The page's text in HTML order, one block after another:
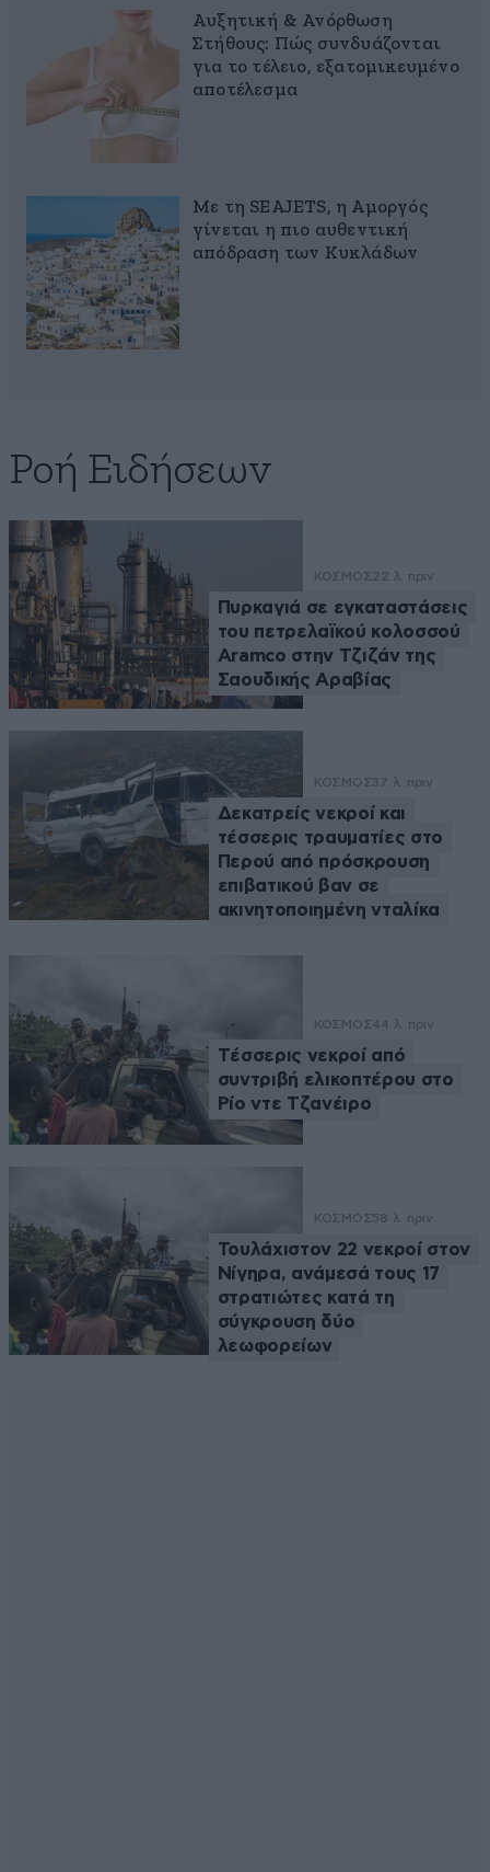
Αυξητική & Ανόρθωση
Στήθους: Πώς συνδυάζονται
για το τέλειο, εξατομικευμένο
αποτέλεσμα
Με τη SEAJETS, η Αμοργός
γίνεται η πιο αυθεντική
απόδραση των Κυκλάδων
Ροή Ειδήσεων
ΚΟΣΜΟΣ22 λ. πριν
Πυρκαγιά σε εγκαταστάσεις
του πετρελαϊκού κολοσσού
Aramco στην Τζιζάν της
Σαουδικής Αραβίας
ΚΟΣΜΟΣ37 λ. πριν
Δεκατρείς νεκροί και
τέσσερις τραυματίες στο
Περού από πρόσκρουση
επιβατικού βαν σε
ακινητοποιημένη νταλίκα
ΚΟΣΜΟΣ44 λ. πριν
Tέσσερις νεκροί από
συντριβή ελικοπτέρου στο
Ρίο ντε Τζανέιρο
ΚΟΣΜΟΣ58 λ. πριν
Τουλάχιστον 22 νεκροί στον
Νίγηρα, ανάμεσά τους 17
στρατιώτες κατά τη
σύγκρουση δύο
λεωφορείων